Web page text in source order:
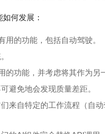
何发展：
用的功能，包括自动驾驶。
的功能，并考虑将其作为另
避免地会发现质量差距。
来自特定的工作流程（自